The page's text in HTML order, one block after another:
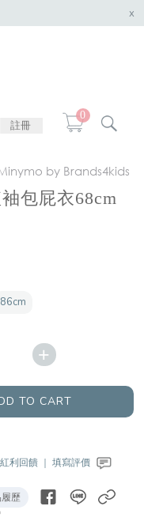
x
註冊
0
by Brands4kids
包屁衣68cm
86cm
+
TO CART
利回饋 ｜填寫評價
歷